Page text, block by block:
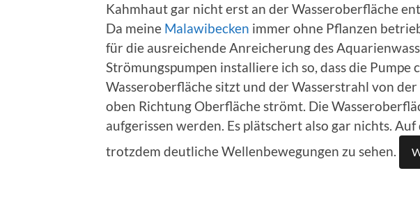
Kahmhaut gar nicht erst an der Wasseroberfläche
Da meine Malawibecken immer ohne Pflanzen
für die ausreichende Anreicherung des
Strömungspumpen installiere ich so, dass die Pumpe
Wasseroberfläche sitzt und der Wasserstrahl von der
oben Richtung Oberfläche strömt. Die
aufgerissen werden. Es plätschert also gar nichts.
trotzdem deutliche Wellenbewegungen zu sehen.